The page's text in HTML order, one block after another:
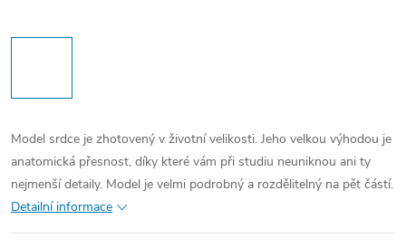
Model srdce je zhotovený v životní velikosti. Jeho velkou výhodou je
anatomická přesnost, díky které vám při studiu neuniknou ani ty
nejmenší detaily. Model je velmi podrobný a rozdělitelný na pět částí.
Detailní informace